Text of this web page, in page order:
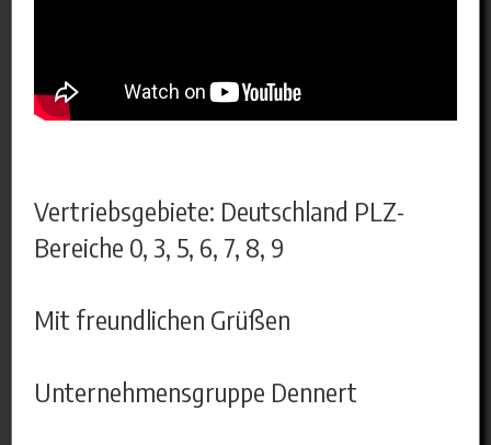
Vertriebsgebiete: Deutschland PLZ-
Bereiche 0, 3, 5, 6, 7, 8, 9
Mit freundlichen Grüßen
Unternehmensgruppe Dennert